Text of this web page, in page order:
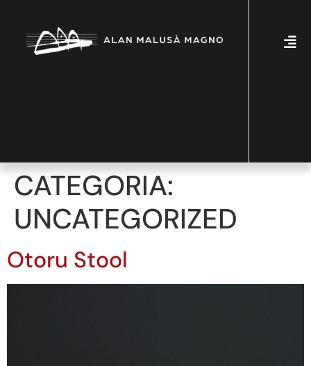
CATEGORIA:
UNCATEGORIZED
Otoru Stool